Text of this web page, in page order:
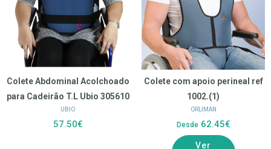
Colete Abdominal Acolchoado
para Cadeirão T.L Ubio 305610
UBIO
57.50€
Colete com apoio perineal ref
1002.(1)
ORLIMAN
Desde62.45€
Ver